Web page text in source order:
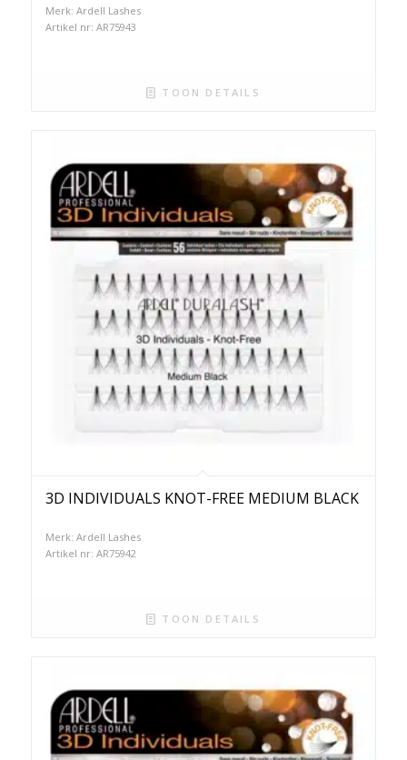
Merk: Ardell Lashes
Artikel nr: AR75943
TOON DETAILS
3D INDIVIDUALS KNOT-FREE MEDIUM BLACK
Merk: Ardell Lashes
Artikel nr: AR75942
TOON DETAILS